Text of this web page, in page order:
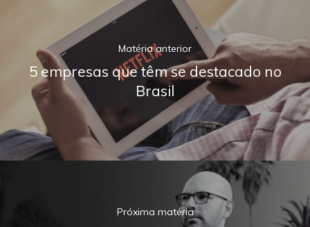
Matéria anterior
5 empresas que têm se destacado no
Brasil
Próxima matéria